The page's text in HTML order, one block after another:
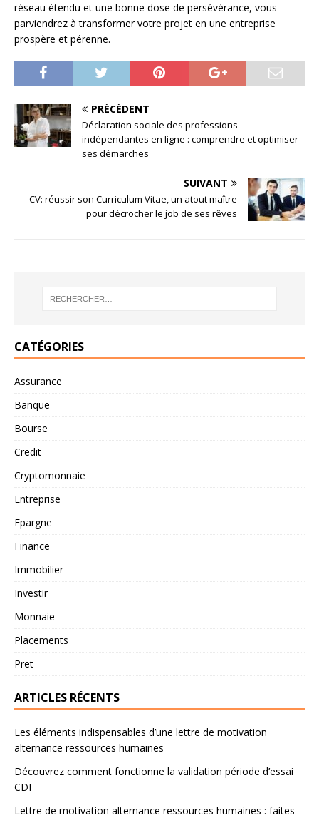
réseau étendu et une bonne dose de persévérance, vous
parviendrez à transformer votre projet en une entreprise
prospère et pérenne.
PRÉCÉDENT
Déclaration sociale des professions
indépendantes en ligne : comprendre et optimiser
ses démarches
SUIVANT
CV: réussir son Curriculum Vitae, un atout maître
pour décrocher le job de ses rêves
CATÉGORIES
Assurance
Banque
Bourse
Credit
Cryptomonnaie
Entreprise
Epargne
Finance
Immobilier
Investir
Monnaie
Placements
Pret
ARTICLES RÉCENTS
Les éléments indispensables d’une lettre de motivation
alternance ressources humaines
Découvrez comment fonctionne la validation période d’essai
CDI
Lettre de motivation alternance ressources humaines : faites